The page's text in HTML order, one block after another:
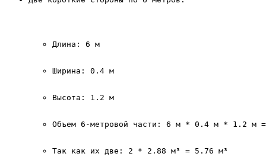
Длина: 6 м
Ширина: 0.4 м
Высота: 1.2 м
Объем 6-метровой части: 6 м * 0.4 м * 1.2 м
Так как их две: 2 * 2.88 м³ = 5.76 м³